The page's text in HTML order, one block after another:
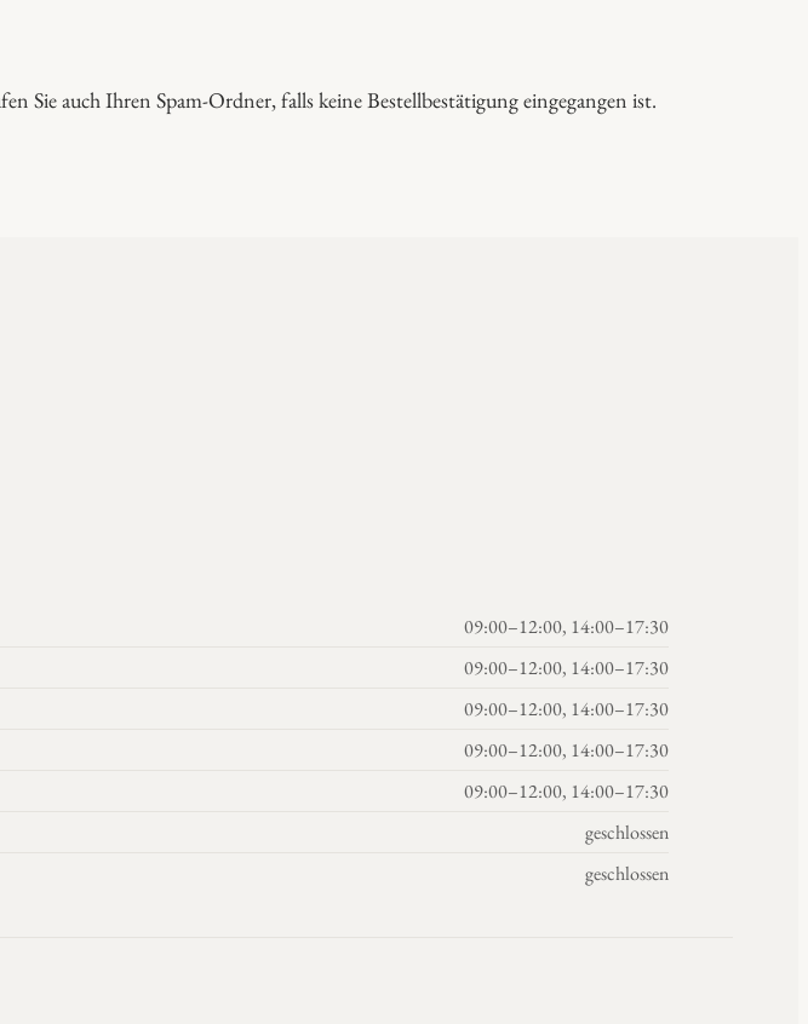
Sie auch Ihren Spam-Ordner, falls keine Bestellbestätigung eingegangen ist.
09:00–12:00, 14:00–17:30
09:00–12:00, 14:00–17:30
09:00–12:00, 14:00–17:30
09:00–12:00, 14:00–17:30
09:00–12:00, 14:00–17:30
geschlossen
geschlossen